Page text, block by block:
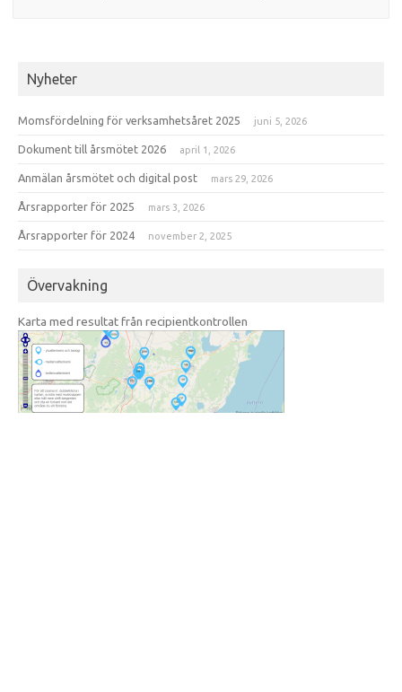
Nyheter
Momsfördelning för verksamhetsåret 2025 juni 5, 2026
Dokument till årsmötet 2026 april 1, 2026
Anmälan årsmötet och digital post mars 29, 2026
Årsrapporter för 2025 mars 3, 2026
Årsrapporter för 2024 november 2, 2025
Övervakning
Karta med resultat från recipientkontrollen